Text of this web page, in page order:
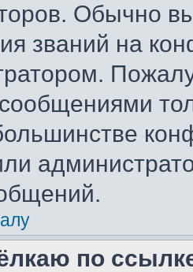
Обычно
званий на
по